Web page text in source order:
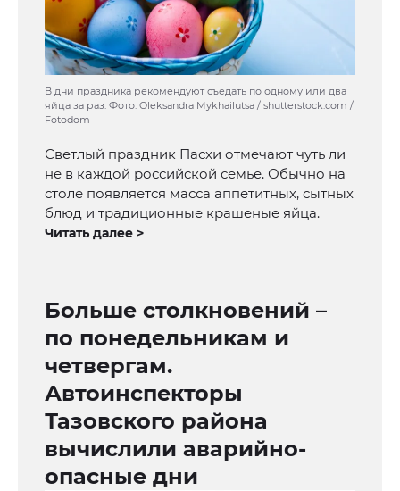
В дни праздника рекомендуют съедать по одному или два
яйца за раз. Фото: Oleksandra Mykhailutsa / shutterstock.com /
Fotodom
Светлый праздник Пасхи отмечают чуть ли
не в каждой российской семье. Обычно на
столе появляется масса аппетитных, сытных
блюд и традиционные крашеные яйца.
Читать далее >
Больше столкновений –
по понедельникам и
четвергам.
Автоинспекторы
Тазовского района
вычислили аварийно-
опасные дни